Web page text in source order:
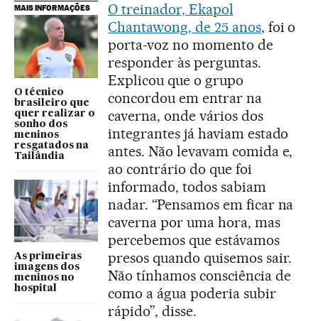
MAIS INFORMAÇÕES
O técnico
brasileiro que
quer realizar o
sonho dos
meninos
resgatados na
Tailândia
As primeiras
imagens dos
meninos no
hospital
O treinador, Ekapol
Chantawong, de 25 anos, foi o
porta-voz no momento de
responder às perguntas.
Explicou que o grupo
concordou em entrar na
caverna, onde vários dos
integrantes já haviam estado
antes. Não levavam comida e,
ao contrário do que foi
informado, todos sabiam
nadar. “Pensamos em ficar na
caverna por uma hora, mas
percebemos que estávamos
presos quando quisemos sair.
Não tínhamos consciência de
como a água poderia subir
rápido”, disse.